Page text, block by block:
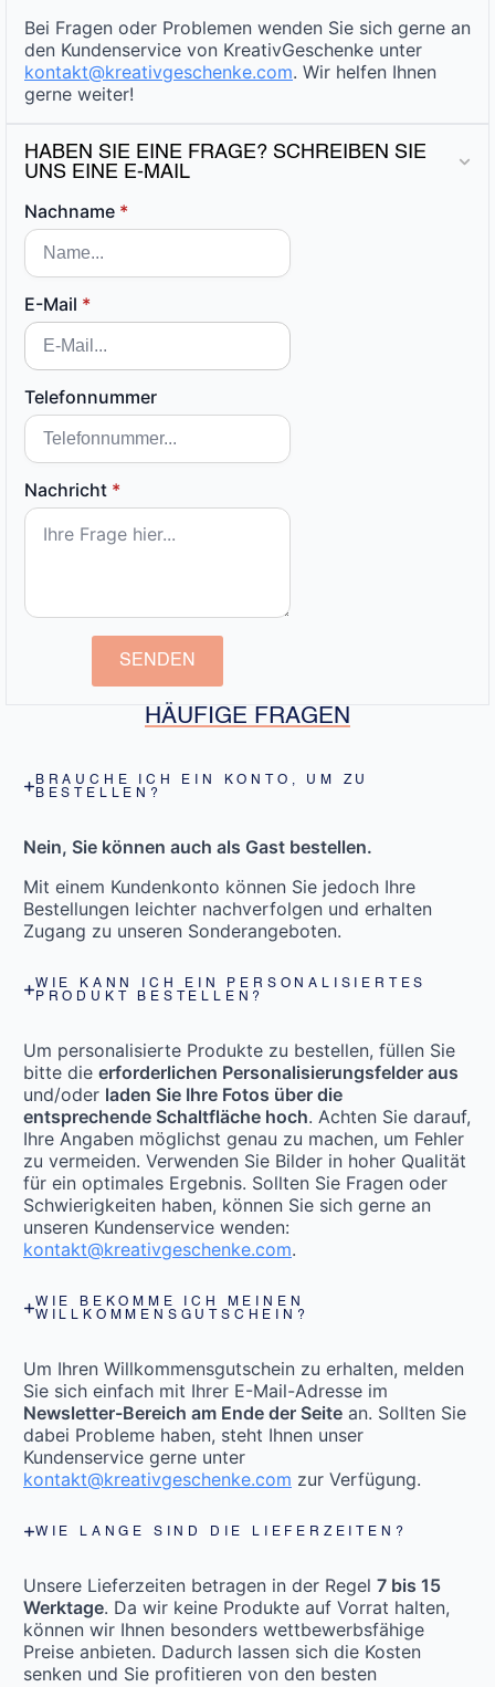
Bei Fragen oder Problemen wenden Sie sich gerne an
den Kundenservice von KreativGeschenke unter
kontakt@kreativgeschenke.com. Wir helfen Ihnen
gerne weiter!
HABEN SIE EINE FRAGE? SCHREIBEN SIE
UNS EINE E-MAIL
Nachname *
E-Mail *
Telefonnummer
Nachricht *
SENDEN
HÄUFIGE FRAGEN
BRAUCHE ICH EIN KONTO, UM ZU
BESTELLEN?
Nein, Sie können auch als Gast bestellen.
Mit einem Kundenkonto können Sie jedoch Ihre
Bestellungen leichter nachverfolgen und erhalten
Zugang zu unseren Sonderangeboten.
WIE KANN ICH EIN PERSONALISIERTES
PRODUKT BESTELLEN?
Um personalisierte Produkte zu bestellen, füllen Sie
bitte die erforderlichen Personalisierungsfelder aus
und/oder laden Sie Ihre Fotos über die
entsprechende Schaltfläche hoch. Achten Sie darauf,
Ihre Angaben möglichst genau zu machen, um Fehler
zu vermeiden. Verwenden Sie Bilder in hoher Qualität
für ein optimales Ergebnis. Sollten Sie Fragen oder
Schwierigkeiten haben, können Sie sich gerne an
unseren Kundenservice wenden:
kontakt@kreativgeschenke.com.
WIE BEKOMME ICH MEINEN
WILLKOMMENSGUTSCHEIN?
Um Ihren Willkommensgutschein zu erhalten, melden
Sie sich einfach mit Ihrer E-Mail-Adresse im
Newsletter-Bereich am Ende der Seite an. Sollten Sie
dabei Probleme haben, steht Ihnen unser
Kundenservice gerne unter
kontakt@kreativgeschenke.com zur Verfügung.
WIE LANGE SIND DIE LIEFERZEITEN?
Unsere Lieferzeiten betragen in der Regel 7 bis 15
Werktage. Da wir keine Produkte auf Vorrat halten,
können wir Ihnen besonders wettbewerbsfähige
Preise anbieten. Dadurch lassen sich die Kosten
senken und Sie profitieren von den besten